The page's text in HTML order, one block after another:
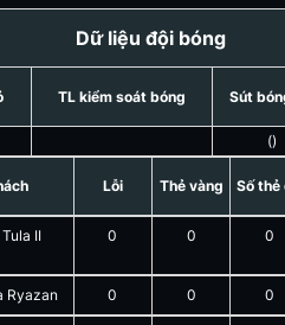
Dữ liệu đội bóng
TL kiểm soát bóng Sút
()
Lỗi Thẻ vàng Số thẻ
II 0 0 0
Ryazan 0 0 0